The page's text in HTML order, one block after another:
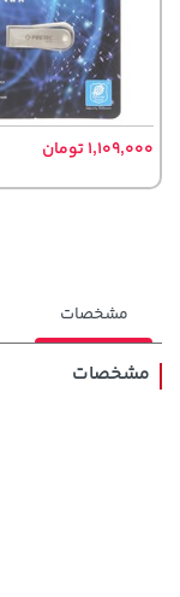
1,109,000 تومان
مشخصات
مشخصات